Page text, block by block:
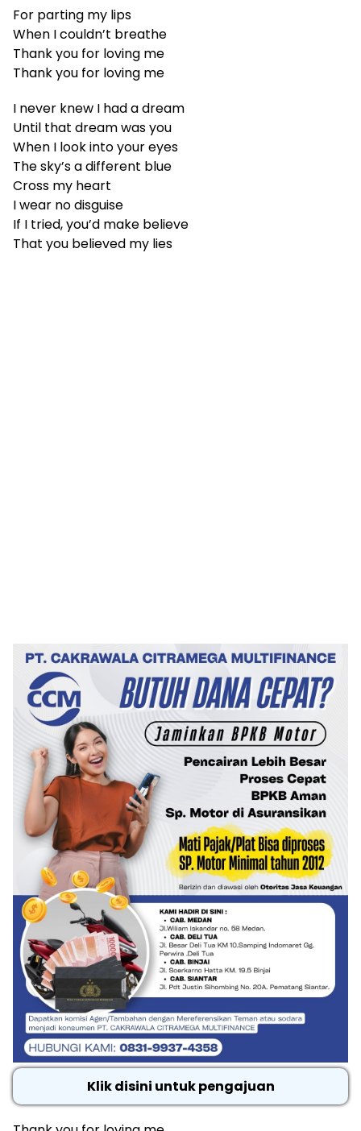
For parting my lips
When I couldn’t breathe
Thank you for loving me
Thank you for loving me
I never knew I had a dream
Until that dream was you
When I look into your eyes
The sky’s a different blue
Cross my heart
I wear no disguise
If I tried, you’d make believe
That you believed my lies
Klik disini untuk pengajuan